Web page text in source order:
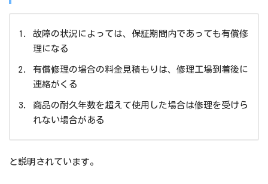
故障の状況によっては、保証期間内であっても有償修
理になる
有償修理の場合の料金見積もりは、修理工場到着後に
連絡がくる
商品の耐久年数を超えて使用した場合は修理を受けら
れない場合がある
と説明されています。